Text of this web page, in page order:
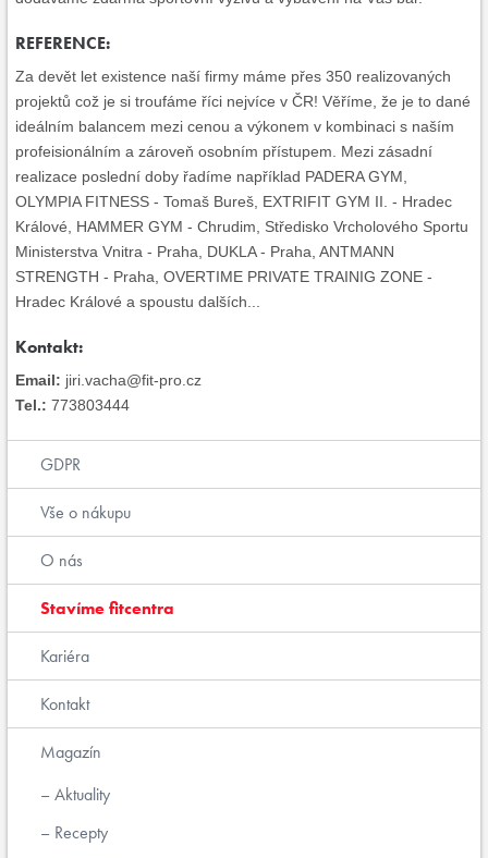
REFERENCE:
Za devět let existence naší firmy máme přes 350 realizovaných
projektů což je si troufáme říci nejvíce v ČR! Věříme, že je to dané
ideálním balancem mezi cenou a výkonem v kombinaci s naším
profeisionálním a zároveň osobním přístupem. Mezi zásadní
realizace poslední doby řadíme například PADERA GYM,
OLYMPIA FITNESS - Tomaš Bureš, EXTRIFIT GYM II. - Hradec
Králové, HAMMER GYM - Chrudim, Středisko Vrcholového Sportu
Ministerstva Vnitra - Praha, DUKLA - Praha, ANTMANN
STRENGTH - Praha, OVERTIME PRIVATE TRAINIG ZONE -
Hradec Králové a spoustu dalších...
Kontakt:
Email: jiri.vacha@fit-pro.cz
Tel.: 773803444
GDPR
Vše o nákupu
O nás
Stavíme fitcentra
Kariéra
Kontakt
Magazín
Aktuality
Recepty